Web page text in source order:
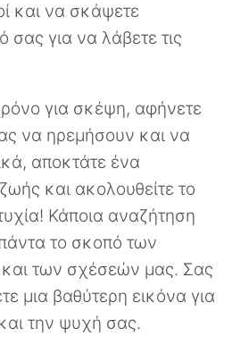
και να σκάψετε
σας για να λάβετε τις
για σκέψη, αφήνετε
να ηρεμήσουν και να
αποκτάτε ένα
και ακολουθείτε το
Κάποια αναζήτηση
το σκοπό των
των σχέσεών μας. Σας
μια βαθύτερη εικόνα για
την ψυχή σας.